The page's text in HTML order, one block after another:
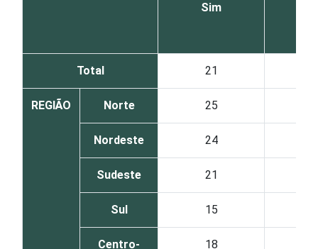
Sim
Total 21
REGIÃO Norte 25
Nordeste 24
Sudeste 21
Sul 15
Centro-
18